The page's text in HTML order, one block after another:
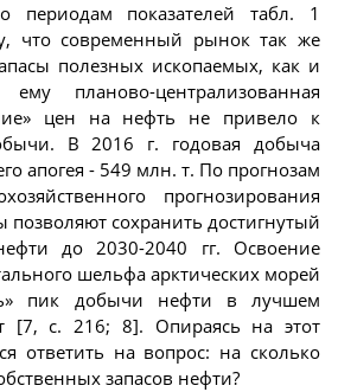
периодам показателей табл. 1
что современный рынок так же
полезных ископаемых, как и
ему планово-централизованная
цен на нефть не привело к
В 2016 г. годовая добыча
апогея - 549 млн. т. По прогнозам
прогнозирования
позволяют сохранить достигнутый
до 2030-2040 гг. Освоение
шельфа арктических морей
пик добычи нефти в лучшем
[7, с. 216; 8]. Опираясь на этот
ответить на вопрос: на сколько
запасов нефти?